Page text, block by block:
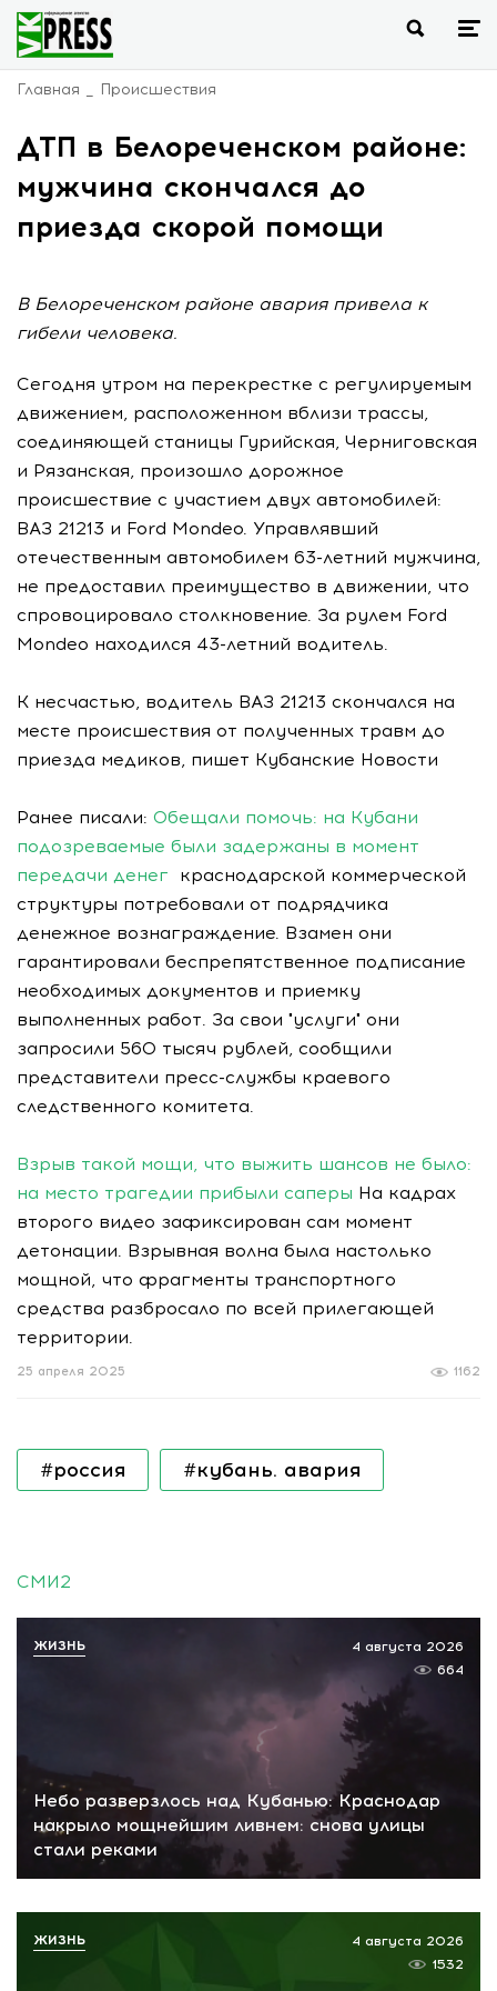
Главная Происшествия
ДТП в Белореченском районе:
мужчина скончался до
приезда скорой помощи
В Белореченском районе авария привела к
гибели человека.
Сегодня утром на перекрестке с регулируемым
движением, расположенном вблизи трассы,
соединяющей станицы Гурийская, Черниговская
и Рязанская, произошло дорожное
происшествие с участием двух автомобилей:
ВАЗ 21213 и Ford Mondeo. Управлявший
отечественным автомобилем 63-летний мужчина,
не предоставил преимущество в движении, что
спровоцировало столкновение. За рулем Ford
Mondeo находился 43-летний водитель.
К несчастью, водитель ВАЗ 21213 скончался на
месте происшествия от полученных травм до
приезда медиков, пишет Кубанские Новости
Ранее писали: Обещали помочь: на Кубани
подозреваемые были задержаны в момент
передачи денег краснодарской коммерческой
структуры потребовали от подрядчика
денежное вознаграждение. Взамен они
гарантировали беспрепятственное подписание
необходимых документов и приемку
выполненных работ. За свои "услуги" они
запросили 560 тысяч рублей, сообщили
представители пресс-службы краевого
следственного комитета.
Взрыв такой мощи, что выжить шансов не было:
на место трагедии прибыли саперы На кадрах
второго видео зафиксирован сам момент
детонации. Взрывная волна была настолько
мощной, что фрагменты транспортного
средства разбросало по всей прилегающей
территории.
1162
25 апреля 2025
#россия #кубань. авария
СМИ2
Небо разверзлось над Кубанью: Краснодар
накрыло мощнейшим ливнем: снова улицы
стали реками
4 августа 2026
664
ЖИЗНЬ
4 августа 2026
1532
ЖИЗНЬ